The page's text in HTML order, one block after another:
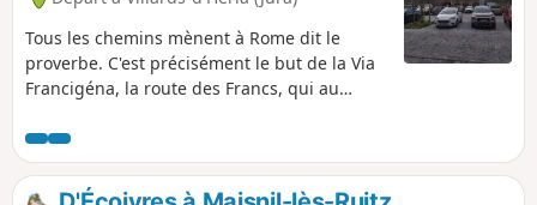
Tous les chemins mènent à Rome dit le
proverbe. C'est précisément le but de la Via
Francigéna, la route des Francs, qui au
cité éternelle. Originaire de Dunkerque mais
résidant dans le Jura, en 2024, je me suis
lancé un défit pour mes 70 ans, à savoir :